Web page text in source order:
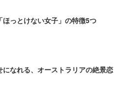
ほっとけない女子」の特徴5つ
になれる、オーストラリアの絶景恋